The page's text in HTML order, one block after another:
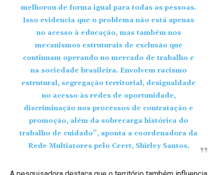
melhorou de forma igual para todas as pessoas.
Isso evidencia que o problema não está apenas
no acesso à educação, mas também nos
mecanismos estruturais de exclusão que
continuam operando no mercado de trabalho e
na sociedade brasileira. Envolvem racismo
estrutural, segregação territorial, desigualdade
no acesso às redes de oportunidade,
discriminação nos processos de contratação e
promoção, além da sobrecarga histórica do
trabalho de cuidado”, aponta a coordenadora da
Rede Multiatores pelo Ceert, Shirley Santos.